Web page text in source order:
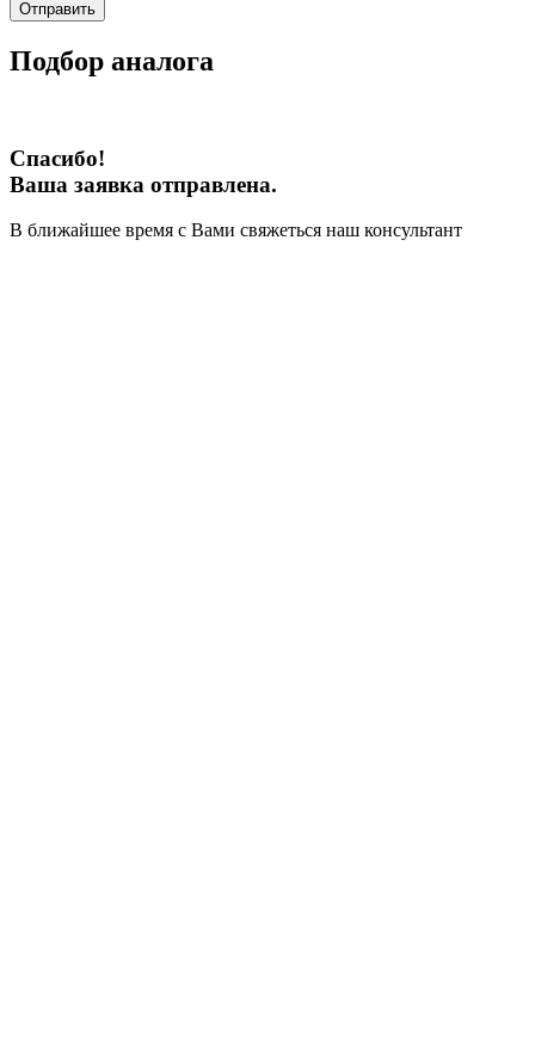
Отправить
Подбор аналога
Спасибо!
Ваша заявка отправлена.
В ближайшее время с Вами свяжеться наш консультант